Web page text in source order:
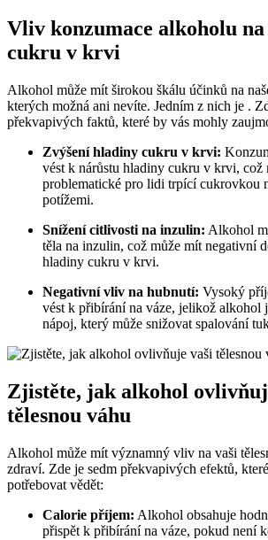
Vliv konzumace alkoholu
cukru v krvi
Alkohol může mít širokou škálu účinků na
kterých možná ani nevíte. Jedním z nich je .
překvapivých faktů, které by vás mohly
Zvýšení hladiny cukru v krvi:
vést k nárůstu hladiny cukru v krvi, což
problematické pro lidi trpící cukrovkou
potížemi.
Snížení citlivosti na inzulin: Alkohol
těla na inzulin, což může mít negativní
hladiny cukru v krvi.
Negativní vliv na hubnutí: Vysoký
vést k přibírání na váze, jelikož alkohol
nápoj, který může snižovat spalování
Zjistěte, jak alkohol
tělesnou váhu
Alkohol může mít významný vliv na vaši
zdraví. Zde je sedm překvapivých efektů,
potřebovat vědět:
Calorie příjem: Alkohol obsahuje
přispět k přibírání na váze, pokud není